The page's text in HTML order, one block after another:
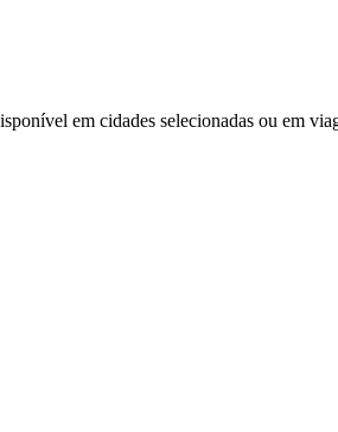
em cidades selecionadas ou em